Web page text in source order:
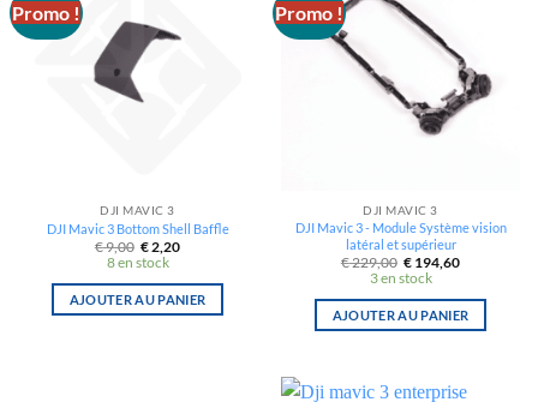
Promo !
DJI MAVIC 3
DJI Mavic 3 Bottom Shell Baffle
€9,00 Le
prix
initial
était :
€ 9,00.
€ 2,20Le
est :
€ 2,20.
8 en stock
AJOUTER AU PANIER
Promo !
DJI MAVIC 3
DJI Mavic 3 - Module Système vision
latéral et supérieur
€229,00 Le
prix
initial
était :
€ 229,00.
€ 194,60Le
est :
€ 194,60.
3 en stock
AJOUTER AU PANIER